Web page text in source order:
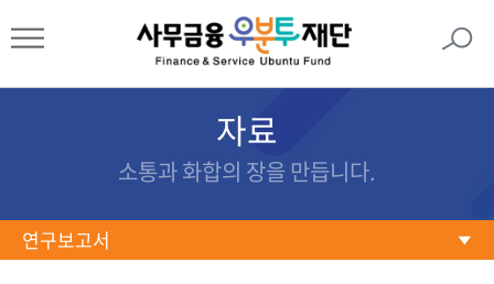
자료
소통과 화합의 장을 만듭니다.
연구보고서